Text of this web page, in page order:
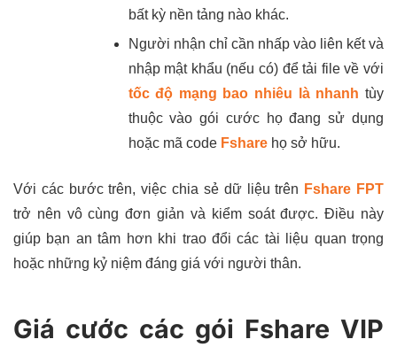
bất kỳ nền tảng nào khác.
Người nhận chỉ cần nhấp vào liên kết và
nhập mật khẩu (nếu có) để tải file về với
tốc độ mạng bao nhiêu là nhanh tùy
thuộc vào gói cước họ đang sử dụng
hoặc mã code Fsharehọ sở hữu.
Với các bước trên, việc chia sẻ dữ liệu trên Fshare FPT
trở nên vô cùng đơn giản và kiểm soát được. Điều này
giúp bạn an tâm hơn khi trao đổi các tài liệu quan trọng
hoặc những kỷ niệm đáng giá với người thân.
Giá cước các gói Fshare VIP